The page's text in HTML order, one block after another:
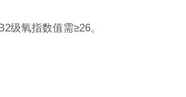
级氧指数值需≥26。